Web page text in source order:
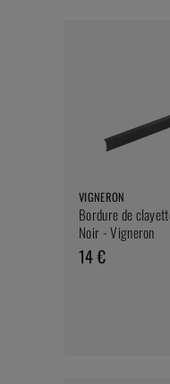
VIGNERON
Bordure de
Noir - Vigneron
14 €